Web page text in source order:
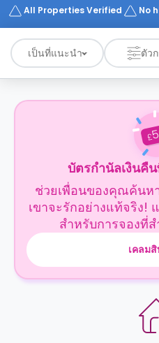
All Properties Verified No
เป็นที่แนะนำ ตัว
£
บัตรกำนัลเงินคื
ช่วยเพื่อนของคุณค้นห
เขาจะรักอย่างแท้จริง!
สำหรับการจองที่
เคลม